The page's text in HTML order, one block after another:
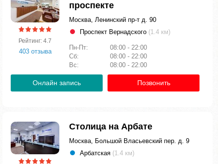
Рейтинг: 4.7
403 отзыва
проспекте
Москва, Ленинский пр-т д. 90
Проспект Вернадского (1.4 км)
Пн-Пт:
08:00 - 22:00
Сб:
08:00 - 22:00
Вс:
08:00 - 22:00
Онлайн запись Позвонить
Столица на Арбате
Москва, Большой Власьевский пер. д. 9
Арбатская (1.4 км)